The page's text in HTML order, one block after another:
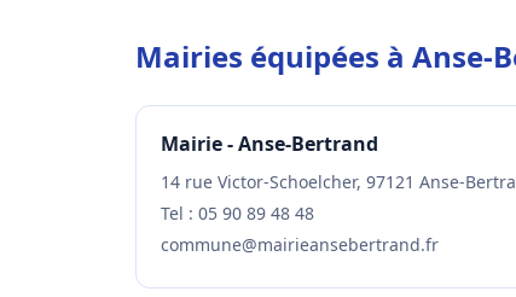
Mairies équipées à
Mairie - Anse-Bertrand
14 rue Victor-Schoelcher, 97121 Anse-
Tel : 05 90 89 48 48
commune@mairieansebertrand.fr